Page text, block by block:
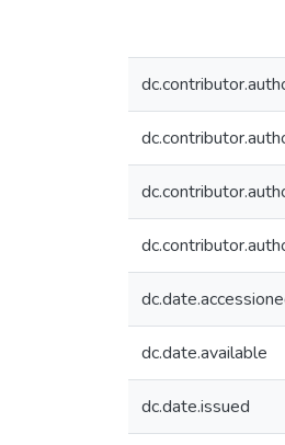
dc.date.available
dc.date.issued